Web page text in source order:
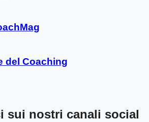
del Coaching
sui nostri canali social